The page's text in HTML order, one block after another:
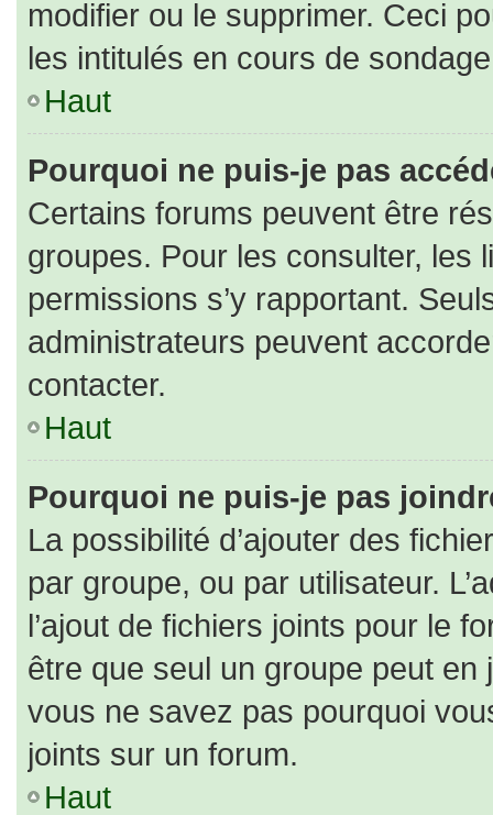
modifier ou le supprimer. Ceci
les intitulés en cours de
Haut
Pourquoi ne puis-je pas
Certains forums peuvent être
groupes. Pour les consulter, les
permissions s’y rapportant.
administrateurs peuvent
contacter.
Haut
Pourquoi ne puis-je pas
La possibilité d’ajouter des
par groupe, ou par utilisateur.
l’ajout de fichiers joints pour le
être que seul un groupe peut en
vous ne savez pas pourquoi
joints sur un forum.
Haut